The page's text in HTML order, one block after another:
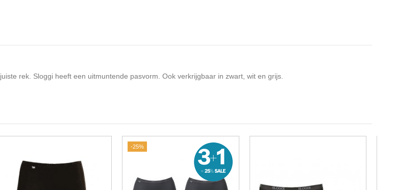
rek. Sloggi heeft een uitmuntende pasvorm. Ook verkrijgbaar in zwart, wit en grijs.
-25%